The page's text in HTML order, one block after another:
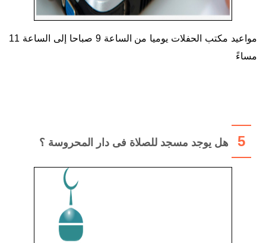
مواعيد مكتب الحفلات يوميا من الساعة 9 صباحا إلى الساعة 11
مساءً
5 هل يوجد مسجد للصلاة فى دار المحروسة ؟